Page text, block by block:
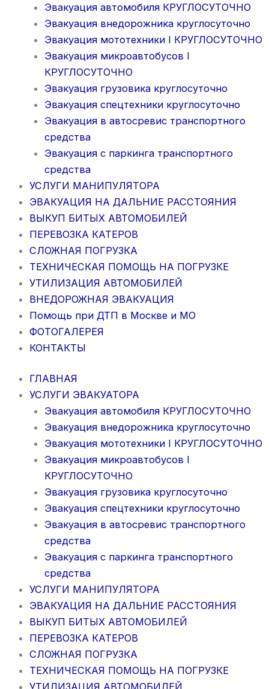
Эвакуация автомобиля КРУГЛОСУТОЧНО
Эвакуация внедорожника круглосуточно
Эвакуация мототехники I КРУГЛОСУТОЧНО
Эвакуация микроавтобусов I
КРУГЛОСУТОЧНО
Эвакуация грузовика круглосуточно
Эвакуация спецтехники круглосуточно
Эвакуация в автосревис транспортного
средства
Эвакуация с паркинга транспортного
средства
УСЛУГИ МАНИПУЛЯТОРА
ЭВАКУАЦИЯ НА ДАЛЬНИЕ РАССТОЯНИЯ
ВЫКУП БИТЫХ АВТОМОБИЛЕЙ
ПЕРЕВОЗКА КАТЕРОВ
СЛОЖНАЯ ПОГРУЗКА
ТЕХНИЧЕСКАЯ ПОМОЩЬ НА ПОГРУЗКЕ
УТИЛИЗАЦИЯ АВТОМОБИЛЕЙ
ВНЕДОРОЖНАЯ ЭВАКУАЦИЯ
Помощь при ДТП в Москве и МО
ФОТОГАЛЕРЕЯ
КОНТАКТЫ
ГЛАВНАЯ
УСЛУГИ ЭВАКУАТОРА
Эвакуация автомобиля КРУГЛОСУТОЧНО
Эвакуация внедорожника круглосуточно
Эвакуация мототехники I КРУГЛОСУТОЧНО
Эвакуация микроавтобусов I
КРУГЛОСУТОЧНО
Эвакуация грузовика круглосуточно
Эвакуация спецтехники круглосуточно
Эвакуация в автосревис транспортного
средства
Эвакуация с паркинга транспортного
средства
УСЛУГИ МАНИПУЛЯТОРА
ЭВАКУАЦИЯ НА ДАЛЬНИЕ РАССТОЯНИЯ
ВЫКУП БИТЫХ АВТОМОБИЛЕЙ
ПЕРЕВОЗКА КАТЕРОВ
СЛОЖНАЯ ПОГРУЗКА
ТЕХНИЧЕСКАЯ ПОМОЩЬ НА ПОГРУЗКЕ